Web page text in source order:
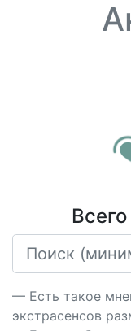
— Есть такое
экстрасенсов